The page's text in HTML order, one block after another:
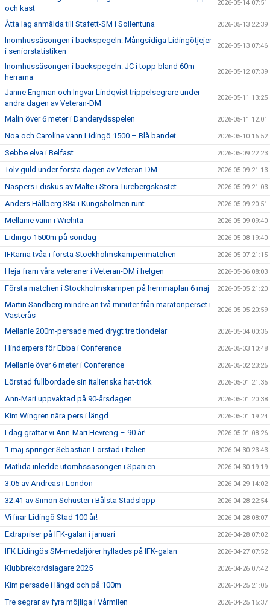
och kast
2026-05-14 07:51
Åtta lag anmälda till Stafett-SM i Sollentuna 2026-05-13 22:39
Inomhussäsongen i backspegeln: Mångsidiga Lidingötjejer
i seniorstatistiken
2026-05-13 07:46
Inomhussäsongen i backspegeln: JC i topp bland 60m-
herrarna
2026-05-12 07:39
Janne Engman och Ingvar Lindqvist trippelsegrare under
andra dagen av Veteran-DM
2026-05-11 13:25
Malin över 6 meter i Danderydsspelen 2026-05-11 12:01
Noa och Caroline vann Lidingö 1500 – Blå bandet 2026-05-10 16:52
Sebbe elva i Belfast 2026-05-09 22:23
Tolv guld under första dagen av Veteran-DM 2026-05-09 21:13
Näspers i diskus av Malte i Stora Turebergskastet 2026-05-09 21:03
Anders Hållberg 38a i Kungsholmen runt 2026-05-09 20:51
Mellanie vann i Wichita 2026-05-09 09:40
Lidingö 1500m på söndag 2026-05-08 19:40
IFKarna tvåa i första Stockholmskampenmatchen 2026-05-07 21:15
Heja fram våra veteraner i Veteran-DM i helgen 2026-05-06 08:03
Första matchen i Stockholmskampen på hemmaplan 6 maj 2026-05-05 21:20
Martin Sandberg mindre än två minuter från maratonperset i
Västerås
2026-05-05 20:59
Mellanie 200m-persade med drygt tre tiondelar 2026-05-04 00:36
Hinderpers för Ebba i Conference 2026-05-03 10:48
Mellanie över 6 meter i Conference 2026-05-02 23:25
Lörstad fullbordade sin italienska hat-trick 2026-05-01 21:35
Ann-Mari uppvaktad på 90-årsdagen 2026-05-01 20:38
Kim Wingren nära pers i längd 2026-05-01 19:24
I dag grattar vi Ann-Mari Hevreng – 90 år! 2026-05-01 08:26
1 maj springer Sebastian Lörstad i Italien 2026-04-30 23:43
Matlida inledde utomhssäsongen i Spanien 2026-04-30 19:19
3:05 av Andreas i London 2026-04-29 14:02
32:41 av Simon Schuster i Bålsta Stadslopp 2026-04-28 22:54
Vi firar Lidingö Stad 100 år! 2026-04-28 08:07
Extrapriser på IFK-galan i januari 2026-04-28 07:02
IFK Lidingös SM-medaljörer hyllades på IFK-galan 2026-04-27 07:52
Klubbrekordslagare 2025 2026-04-26 07:42
Kim persade i längd och på 100m 2026-04-25 21:05
Tre segrar av fyra möjliga i Vårmilen 2026-04-25 15:37